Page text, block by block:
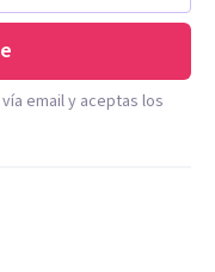
email y aceptas los